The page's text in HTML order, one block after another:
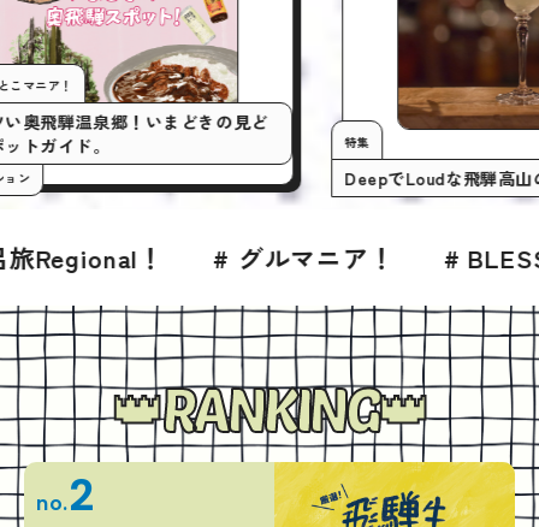
今月の行くとこマニア！
いまアツい奥飛騨温泉郷！いまどきの見ど
ころスポットガイド。
Deepで
ルマニア！ # BLESS 2026年7月号 #
RANKING
no.2